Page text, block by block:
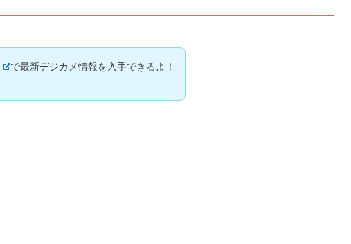
で最新デジカメ情報を入手できるよ！